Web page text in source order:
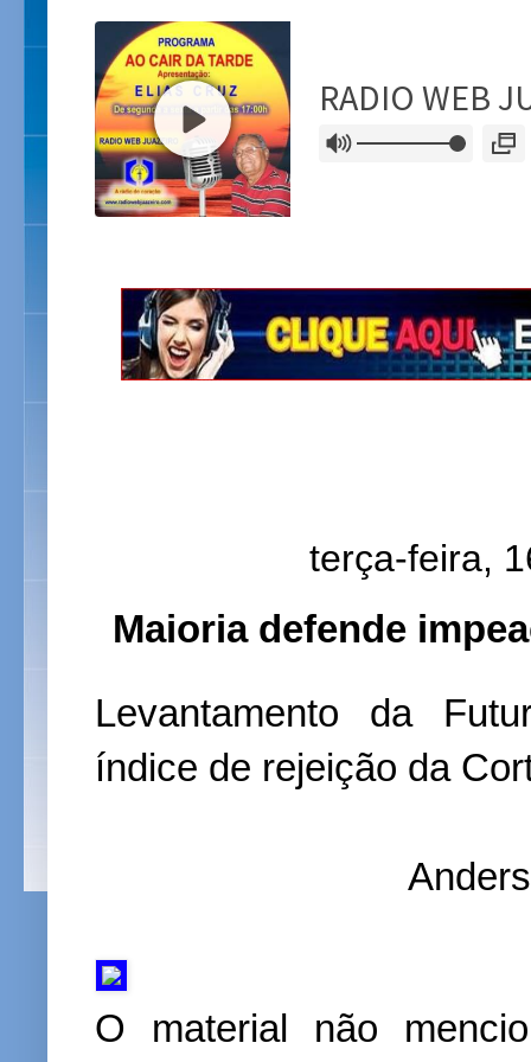
terça-feira,
Maioria defende
Levantamento da
índice de rejeição da
O material não